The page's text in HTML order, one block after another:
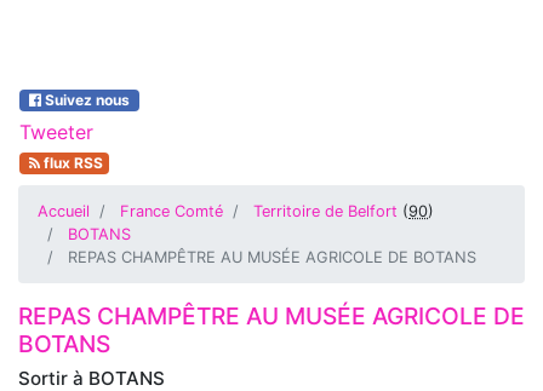
Suivez nous
Tweeter
flux RSS
Accueil France Comté Territoire de Belfort (90)
BOTANS
REPAS CHAMPÊTRE AU MUSÉE AGRICOLE DE BOTANS
Sortir à BOTANS
REPAS CHAMPÊTRE AU MUSÉE AGRICOLE DE
BOTANS